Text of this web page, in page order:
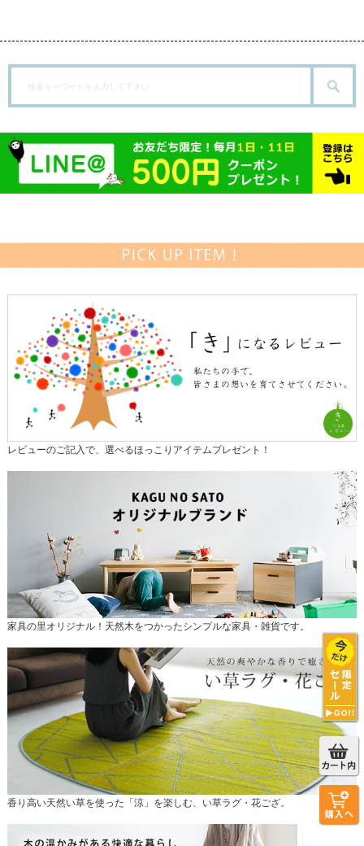
レビューのご記入で、選べるほっこりアイテムプレゼント！
家具の里オリジナル！天然木をつかったシンプルな家具・雑貨です。
香り高い天然い草を使った「涼」を楽しむ、い草ラグ・花ござ。